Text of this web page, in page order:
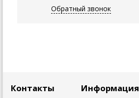
Обратный звонок
Контакты Информация